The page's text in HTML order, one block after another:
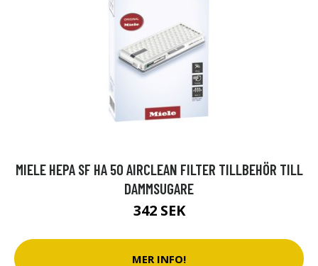
MIELE HEPA SF HA 50 AIRCLEAN FILTER TILLBEHÖR TILL
DAMMSUGARE
342 SEK
MER INFO!